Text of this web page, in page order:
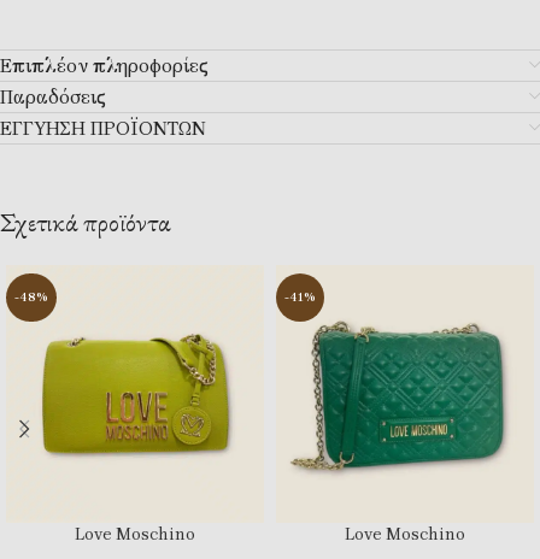
Επιπλέον πληροφορίες
Παραδόσεις
ΕΓΓΥΗΣΗ ΠΡΟΪΟΝΤΩΝ
Σχετικά προϊόντα
-48%
Love Moschino
-41%
Love Moschino